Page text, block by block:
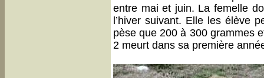
entre mai et juin. La femelle
l’hiver suivant. Elle les élève
pèse que 200 à 300 grammes
2 meurt dans sa première